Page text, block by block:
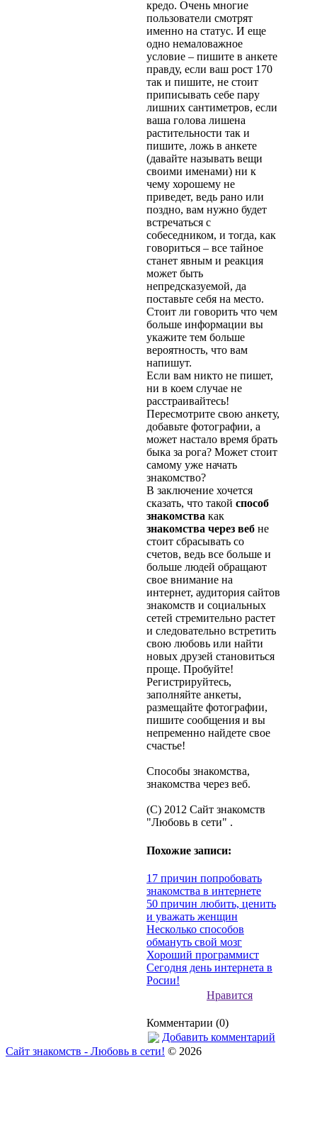
кредо. Очень многие
пользователи смотрят
именно на статус. И еще
одно немаловажное
условие – пишите в анкете
правду, если ваш рост 170
так и пишите, не стоит
приписывать себе пару
лишних сантиметров, если
ваша голова лишена
растительности так и
пишите, ложь в анкете
(давайте называть вещи
своими именами) ни к
чему хорошему не
приведет, ведь рано или
поздно, вам нужно будет
встречаться с
собеседником, и тогда, как
говориться – все тайное
станет явным и реакция
может быть
непредсказуемой, да
поставьте себя на место.
Стоит ли говорить что чем
больше информации вы
укажите тем больше
вероятность, что вам
напишут.
Если вам никто не пишет,
ни в коем случае не
расстраивайтесь!
Пересмотрите свою анкету,
добавьте фотографии, а
может настало время брать
быка за рога? Может стоит
самому уже начать
знакомство?
В заключение хочется
сказать, что такой способ
знакомства как
знакомства через веб не
стоит сбрасывать со
счетов, ведь все больше и
больше людей обращают
свое внимание на
интернет, аудитория сайтов
знакомств и социальных
сетей стремительно растет
и следовательно встретить
свою любовь или найти
новых друзей становиться
проще. Пробуйте!
Регистрируйтесь,
заполняйте анкеты,
размещайте фотографии,
пишите сообщения и вы
непременно найдете свое
счастье!
Способы знакомства,
знакомства через веб.
(С) 2012 Сайт знакомств
"Любовь в сети" .
Похожие записи:
17 причин попробовать
знакомства в интернете
50 причин любить, ценить
и уважать женщин
Несколько способов
обмануть свой мозг
Хороший программист
Сегодня день интернета в
Росии!
Нравится
Комментарии (0)
Добавить комментарий
Сайт знакомств - Любовь в сети! © 2026